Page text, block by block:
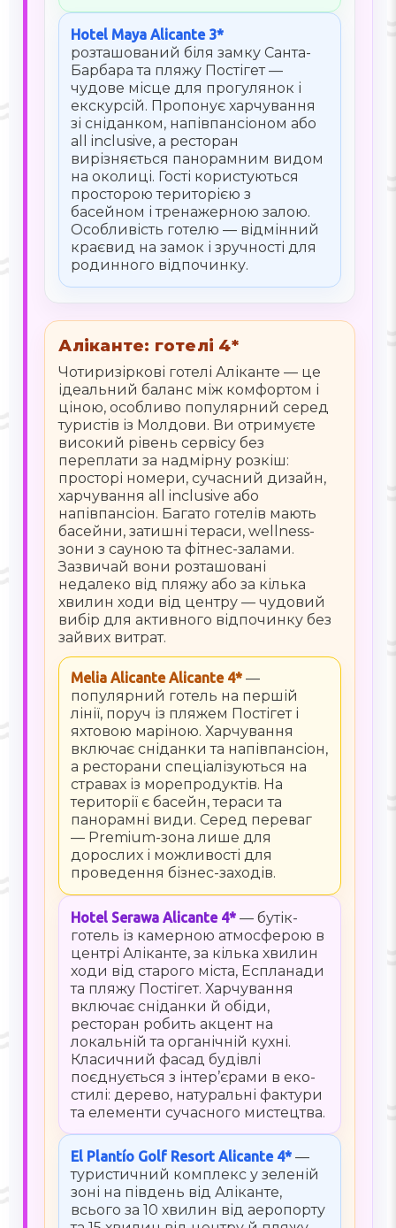
Hotel Maya Alicante 3*
розташований біля замку Санта-
Барбара та пляжу Постігет —
чудове місце для прогулянок і
екскурсій. Пропонує харчування
зі сніданком, напівпансіоном або
all inclusive, а ресторан
вирізняється панорамним видом
на околиці. Гості користуються
просторою територією з
басейном і тренажерною залою.
Особливість готелю — відмінний
краєвид на замок і зручності для
родинного відпочинку.
Аліканте: готелі 4*
Чотиризіркові готелі Аліканте — це
ідеальний баланс між комфортом і
ціною, особливо популярний серед
туристів із Молдови. Ви отримуєте
високий рівень сервісу без
переплати за надмірну розкіш:
просторі номери, сучасний дизайн,
харчування all inclusive або
напівпансіон. Багато готелів мають
басейни, затишні тераси, wellness-
зони з сауною та фітнес-залами.
Зазвичай вони розташовані
недалеко від пляжу або за кілька
хвилин ходи від центру — чудовий
вибір для активного відпочинку без
зайвих витрат.
Melia Alicante Alicante 4* —
популярний готель на першій
лінії, поруч із пляжем Постігет і
яхтовою маріною. Харчування
включає сніданки та напівпансіон,
а ресторани спеціалізуються на
стравах із морепродуктів. На
території є басейн, тераси та
панорамні види. Серед переваг
— Premium-зона лише для
дорослих і можливості для
проведення бізнес-заходів.
Hotel Serawa Alicante 4* — бутік-
готель із камерною атмосферою в
центрі Аліканте, за кілька хвилин
ходи від старого міста, Еспланади
та пляжу Постігет. Харчування
включає сніданки й обіди,
ресторан робить акцент на
локальній та органічній кухні.
Класичний фасад будівлі
поєднується з інтер’єрами в еко-
стилі: дерево, натуральні фактури
та елементи сучасного мистецтва.
El Plantío Golf Resort Alicante 4* —
туристичний комплекс у зеленій
зоні на південь від Аліканте,
всього за 10 хвилин від аеропорту